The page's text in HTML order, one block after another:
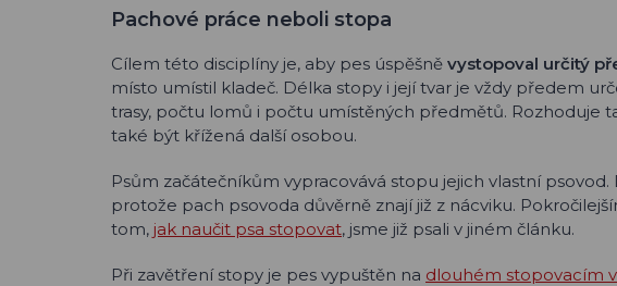
Pachové práce neboli stopa
Cílem této disciplíny je, aby pes úspěšně vystopoval určitý
místo umístil kladeč. Délka stopy i její tvar je vždy předem
trasy, počtu lomů i počtu umístěných předmětů. Rozhoduje
také být křížená další osobou.
Psům začátečníkům vypracovává stopu jejich vlastní
protože pach psovoda důvěrně znají již z nácviku.
tom, jak naučit psa stopovat, jsme již psali v jiném článku.
Při zavětření stopy je pes vypuštěn na dlouhém stopovacím